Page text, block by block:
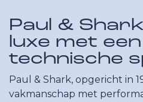
Paul &
luxe met een
technische
Paul & Shark, opgericht in
vakmanschap met